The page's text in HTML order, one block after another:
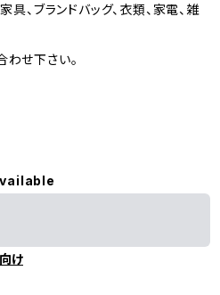
、ブランドバッグ、衣類、家電、雑
せ下さい。
け